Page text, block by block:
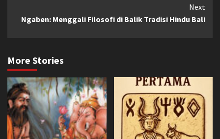
Next
Ngaben: Menggali Filosofi di Balik Tradisi Hindu Bali
More Stories